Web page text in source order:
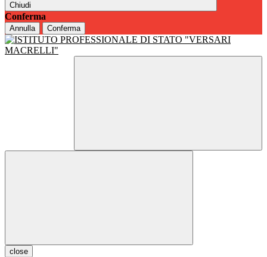
Chiudi
Conferma
Annulla Conferma
close